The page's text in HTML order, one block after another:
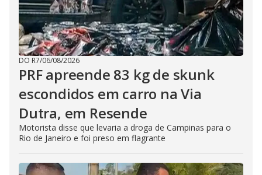
DO R7/06/08/2026
PRF apreende 83 kg de skunk
escondidos em carro na Via
Dutra, em Resende
Motorista disse que levaria a droga de Campinas para o
Rio de Janeiro e foi preso em flagrante